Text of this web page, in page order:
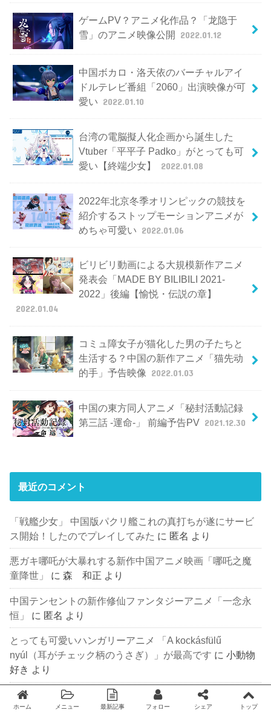
ゲームPV？アニメ化作品？「龙隐于
雪」のアニメ映像公開 2022.01.12
中国ボカロ・洛天依のバーチャルアイ
ドルテレビ番組「2060」出演映像が可
愛い 2022.01.10
台湾の電脳擬人化企画から誕生した
Vtuber「平平子 Padko」がとっても可
愛い【終端少女】
2022.01.08
2022年北京冬季オリンピックの競技を
紹介するストップモーションアニメが
めちゃ可愛い 2022.01.06
ビリビリ動画による大規模新作アニメ
発表会「MADE BY BILIBILI 2021-
2022」後編【愉悦・伝説の章】
2022.01.04
コミュ障女子が猫化した男の子たちと
生活する？中国の新作アニメ「猫先动
的手」予告映像
2022.01.03
中国の東方同人アニメ「秘封活動記録
第三話 -運命-」 前編予告PV 2021.12.30
最近のコメント
「戦艦少女」 中国版パクリ艦これの真打ちが遂にサービ
ス開始！したのでプレイしてみた に 匿名 より
悪ガキ哪吒が大暴れする新作中国アニメ映画「哪吒之魔
童降世」
に森 和正 より
中国テンセントの新作修仙ファンタジーアニメ「一念永
恒」
に 匿名 より
とっても可愛いハンガリーアニメ 「A kockásfülű
nyúl（耳がチェック柄のうさぎ）」が最高です に小動物
好き より
“4月1日”の中国アニメ関連重大発表まとめ に匿名 より
ホーム メニュー 最新記事 フォロー シェア トップ
Twitter facebook